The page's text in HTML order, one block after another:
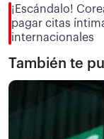
¡Escándalo!
pagar citas
internacionales
También te